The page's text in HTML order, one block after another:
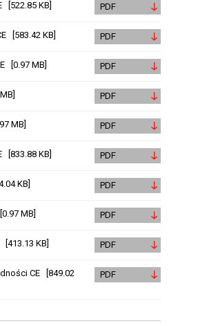
[522.85 KB] PDF
[583.42 KB] PDF
[0.97 MB] PDF
PDF
MB] PDF
[833.88 KB] PDF
KB] PDF
MB] PDF
KB] PDF
CE [849.02
PDF